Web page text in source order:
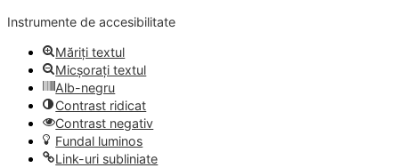
Instrumente de accesibilitate
Măriți textul
Micșorați textul
Alb-negru
Contrast ridicat
Contrast negativ
Fundal luminos
Link-uri subliniate